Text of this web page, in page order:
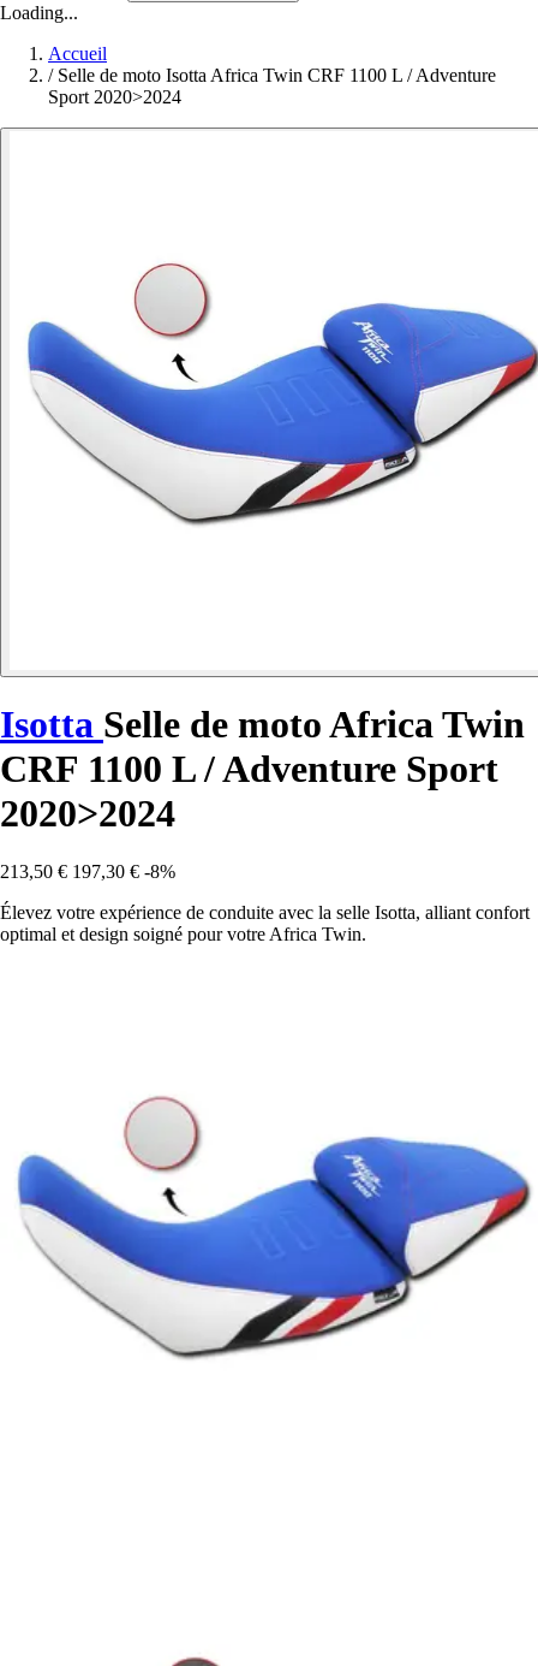
Loading...
Accueil
/ Selle de moto Isotta Africa Twin CRF 1100 L / Adventure
Sport 2020>2024
Isotta Selle de moto Africa Twin
CRF 1100 L / Adventure Sport
2020>2024
213,50 € 197,30 € -8%
Élevez votre expérience de conduite avec la selle Isotta, alliant confort
optimal et design soigné pour votre Africa Twin.